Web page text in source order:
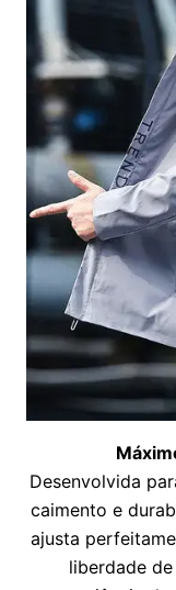
Desenvolvida
caimento e
ajusta
liberdade